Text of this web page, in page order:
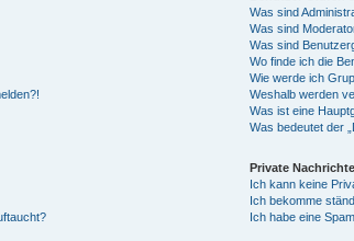
Was sind
Was sind
Was sind
Wo finde ich die
Wie werde ich
Weshalb werden
Was ist eine
Was bedeutet der
Private
Ich kann keine
Ich bekomme
Ich habe eine